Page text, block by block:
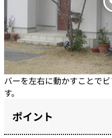
バーを左右に動かすことで
す。
ポイント